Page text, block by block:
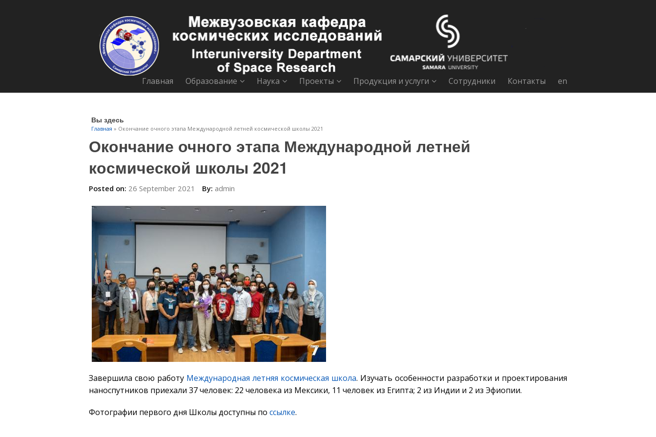
Главная Образование Наука Проекты Продукция и услуги Сотрудники Контакты en
Вы здесь
Главная » Окончание очного этапа Международной летней космической школы 2021
Окончание очного этапа Международной летней
космической школы 2021
Posted on: 26 September 2021 By: admin
Завершила свою работу Международная летняя космическая школа. Изучать особенности разработки и проектирования
наноспутников приехали 37 человек: 22 человека из Мексики, 11 человек из Египта; 2 из Индии и 2 из Эфиопии.
Фотографии первого дня Школы доступны по ссылке.